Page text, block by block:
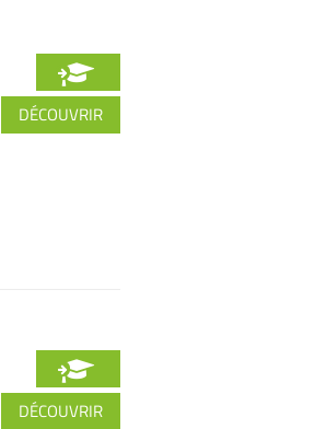
DÉCOUVRIR
DÉCOUVRIR